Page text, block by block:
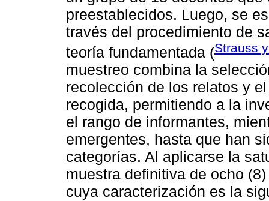
preestablecidos. Luego, se
través del procedimiento de
teoría fundamentada (Strauss
muestreo combina la
recolección de los relatos y
recogida, permitiendo a la
el rango de informantes,
emergentes, hasta que han
categorías. Al aplicarse la
muestra definitiva de ocho
cuya caracterización es la